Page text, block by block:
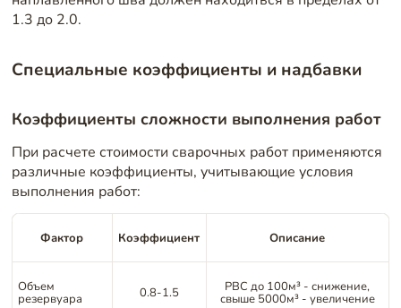
1.3 до 2.0.
Специальные коэффициенты и надбавки
Коэффициенты сложности выполнения работ
При расчете стоимости сварочных работ применяются
различные коэффициенты, учитывающие условия
выполнения работ:
Фактор Коэффициент Описание
Объем
резервуара 0.8-1.5 РВС до 100м³ - снижение,
свыше 5000м³ - увеличение